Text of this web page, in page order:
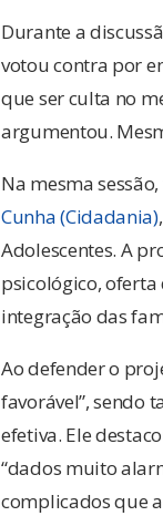
Durante a
votou contra por
que ser culta no
argumentou.
Na mesma
Cunha (Cidadania)
Adolescentes. A
psicológico,
integração das
Ao defender o
favorável”, sendo
efetiva. Ele
“dados muito
complicados que a